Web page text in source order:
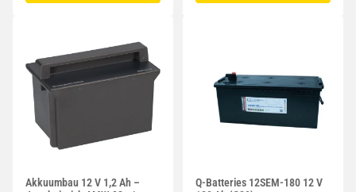
Akkuumbau 12 V 1,2 Ah –
Q-Batteries 12SEM-180 12 V